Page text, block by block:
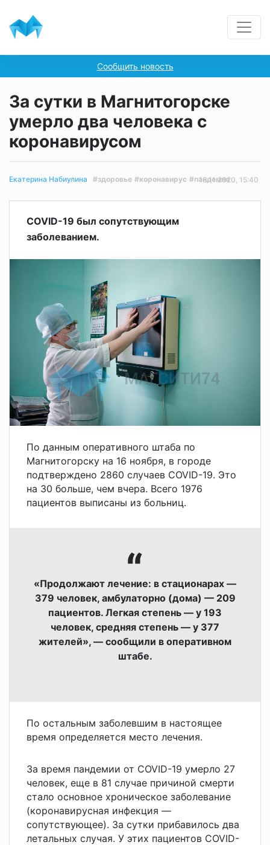
Сообщить новость
За сутки в Магнитогорске
умерло два человека с
коронавирусом
Екатерина Набиулина #здоровье #коронавирус #пандемия
16.11.2020, 15:40
COVID-19 был сопутствующим
заболеванием.
По данным оперативного штаба по
Магнитогорску на 16 ноября, в городе
подтверждено 2860 случаев COVID-19. Это
на 30 больше, чем вчера. Всего 1976
пациентов выписаны из больниц.
«Продолжают лечение: в стационарах —
379 человек, амбулаторно (дома) — 209
пациентов. Легкая степень — у 193
человек, средняя степень — у 377
жителей», — сообщили в оперативном
штабе.
По остальным заболевшим в настоящее
время определяется место лечения.
За время пандемии от COVID-19 умерло 27
человек, еще в 81 случае причиной смерти
стало основное хроническое заболевание
(коронавирусная инфекция —
сопутствующее). За сутки прибавилось два
летальных случая. У этих пациентов COVID-